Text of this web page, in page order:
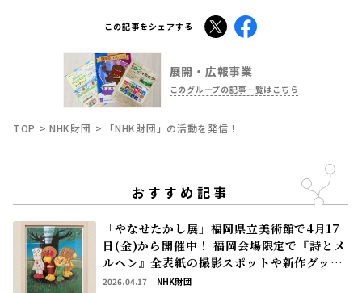
この記事をシェアする X Facebook
展開・広報事業
このグループの記事一覧はこちら
TOP NHK財団 「NHK財団」の活動を発信！
おすすめ記事
「やなせたかし展」福岡県立美術館で4月17
日(金)から開催中！ 福岡会場限定で『詩とメ
ルヘン』全表紙の撮影スポットや新作グッズ
にも注目
2026.04.17
NHK財団